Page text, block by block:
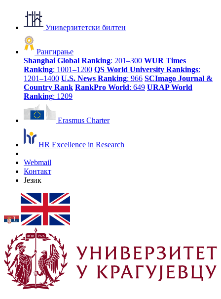
Универзитетски билтен
Рангирање
Shanghai Global Ranking: 201–300 WUR Times
Ranking: 1001–1200 QS World University Rankings:
1201–1400 U.S. News Ranking: 966 SCImago Journal &
Country Rank RankPro World: 649 URAP World
Ranking: 1209
Erasmus Charter
HR Excellence in Research
Webmail
Контакт
Језик